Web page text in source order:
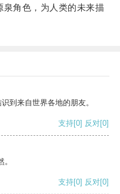
角色，为人类的未来描
到来自世界各地的朋友。
支持[0] 反对[0]
支持[0] 反对[0]